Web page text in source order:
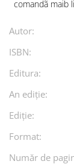
comandã maib
Autor:
ISBN:
Editura:
An ediţie:
Ediţie:
Format:
Număr de